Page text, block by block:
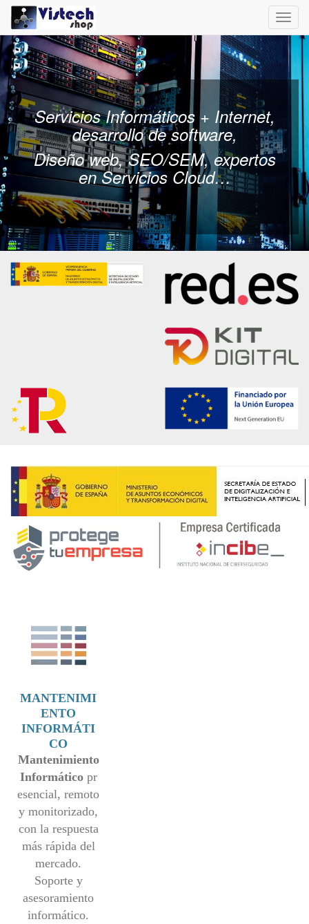
Servicios Informáticos + Internet,
desarrollo de software,
Diseño web, SEO/SEM, expertos
en Servicios Cloud…
MANTENIMI
ENTO
INFORMÁTI
CO
Mantenimiento
Informático pr
esencial, remoto
y monitorizado,
con la respuesta
más rápida del
mercado.
Soporte y
asesoramiento
informático.